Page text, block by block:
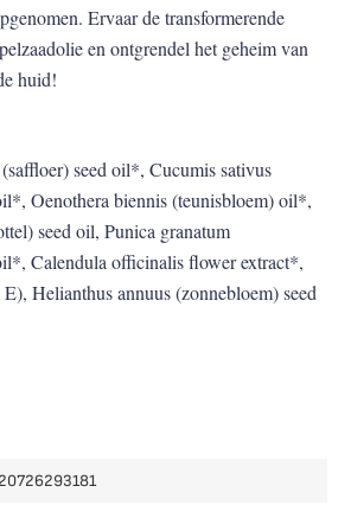
Ervaar de transformerende
en ontgrendel het geheim van
huid!
seed oil*, Cucumis sativus
Oenothera biennis (teunisbloem) oil*,
seed oil, Punica granatum
Calendula officinalis flower extract*,
Helianthus annuus (zonnebloem) seed